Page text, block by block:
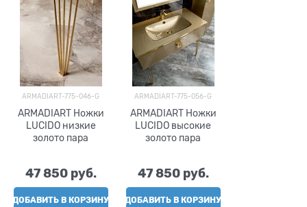
ARMADIART-775-046-G
ARMADIART Ножки
LUCIDO низкие
золото пара
47 850 руб.
ДОБАВИТЬ В КОРЗИНУ
ARMADIART-775-056-G
ARMADIART Ножки
LUCIDO высокие
золото пара
47 850 руб.
ДОБАВИТЬ В КОРЗИНУ